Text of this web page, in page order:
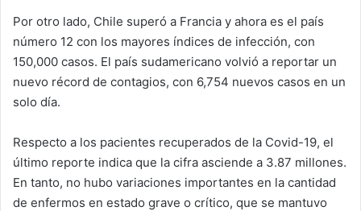
Por otro lado, Chile superó a Francia y ahora es el país
número 12 con los mayores índices de infección, con
150,000 casos. El país sudamericano volvió a reportar un
nuevo récord de contagios, con 6,754 nuevos casos en un
solo día.
Respecto a los pacientes recuperados de la Covid-19, el
último reporte indica que la cifra asciende a 3.87 millones.
En tanto, no hubo variaciones importantes en la cantidad
de enfermos en estado grave o crítico, que se mantuvo